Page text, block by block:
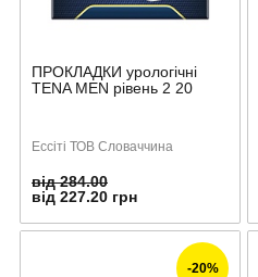
ПРОКЛАДКИ урологічні
TENA MEN рівень 2 20
Ессіті ТОВ Словаччина
від 284.00
від 227.20 грн
-20%